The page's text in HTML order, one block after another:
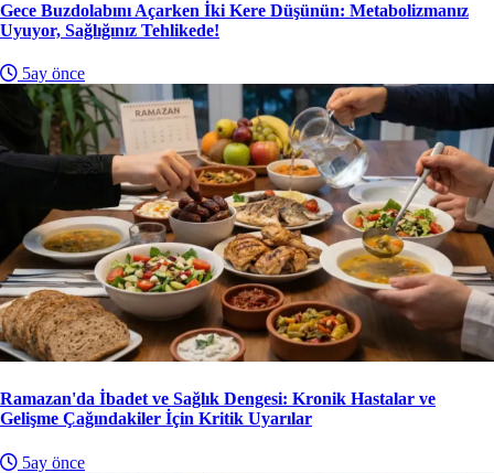
Gece Buzdolabını Açarken İki Kere Düşünün: Metabolizmanız
Uyuyor, Sağlığınız Tehlikede!
5ay önce
Ramazan'da İbadet ve Sağlık Dengesi: Kronik Hastalar ve
Gelişme Çağındakiler İçin Kritik Uyarılar
5ay önce